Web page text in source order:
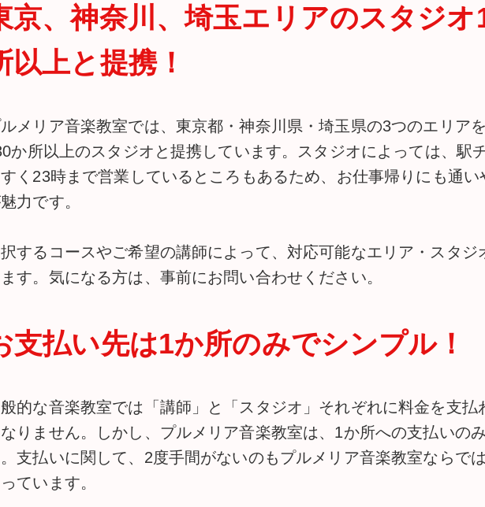
京、神奈川、埼玉エリアのスタジオ
以上と提携！
メリア音楽教室では、東京都・神奈川県・埼玉県の3つのエリア
か所以上のスタジオと提携しています。スタジオによっては、駅
く23時まで営業しているところもあるため、お仕事帰りにも通い
力です。
するコースやご希望の講師によって、対応可能なエリア・スタジ
す。気になる方は、事前にお問い合わせください。
支払い先は1か所のみでシンプル！
的な音楽教室では「講師」と「スタジオ」それぞれに料金を支払
りません。しかし、プルメリア音楽教室は、1か所への支払いの
支払いに関して、2度手間がないのもプルメリア音楽教室ならで
ています。